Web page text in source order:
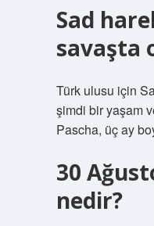
Sad
savaşta
Türk ulusu için
şimdi bir yaşam
Pascha, üç ay
30
nedir?